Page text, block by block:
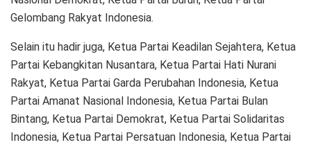
Gelombang Rakyat Indonesia.
Selain itu hadir juga, Ketua Partai Keadilan Sejahtera, Ketua
Partai Kebangkitan Nusantara, Ketua Partai Hati Nurani
Rakyat, Ketua Partai Garda Perubahan Indonesia, Ketua
Partai Amanat Nasional Indonesia, Ketua Partai Bulan
Bintang, Ketua Partai Demokrat, Ketua Partai Solidaritas
Indonesia, Ketua Partai Persatuan Indonesia, Ketua Partai